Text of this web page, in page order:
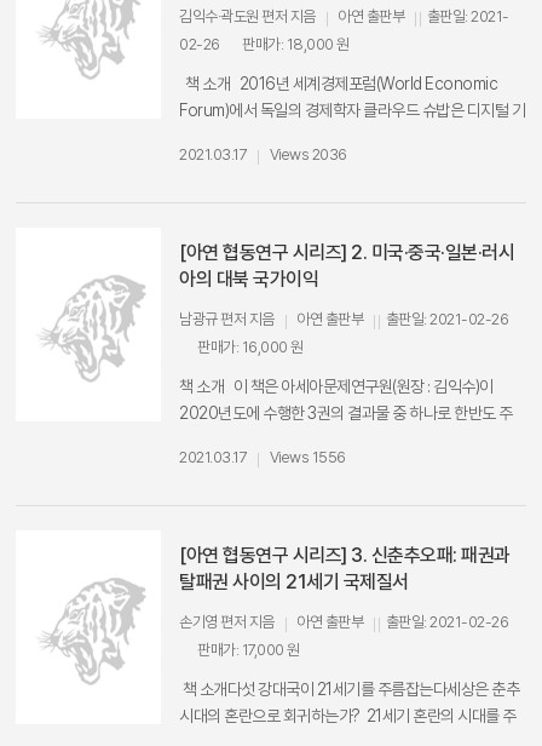
의 실현, 2050년까지 국제사회를 선도할 수 있는 종합강
대국 부상이라는 계획표를 제시하여, 2050년을 사실상
따라서 이 책은 2050년에 중국은 어떤 강대국이 될 것인
가? 중국은 과연 미국을 초월한 글로벌 슈퍼파워가 될 것
가? 등에 대한 종합적 분석을 진행하고 있다. 이런 분석은
도가 뚜렷하게 다른 지리적으로 이웃하는 동아시아 국가
들이 초강대국 중국과 어떻게 공존해 갈 것인가에 대한 대
되고 있는 동아시아 질서의 발전 방향과 동아시아 질서의
재구성 과정에서 국제사회와 중국의 이웃국가가 중국과
의 관계를 어떻게 재설정해야 되는가는 각 국의 대전략 수
립의 출발점이기 때문이다. ​ ​​도입 : 중국의 부상 : 새로운 문
될 수 있을 것인가?1장 21세기 중국, 부강 너머 상상할 수
까? (이정남)3장 '천하'의 귀환을 어떻게 이해할 것인가? :
'국민국가' 중국에서 '천하' 중국으로 (전인갑) 제2부 부상
전략 : 평화적 부상은 가능한가?4장 중국의 세계질서 구
상과 일대일로의 역할 (표나리)5장 중국의 전략문화와
미-중 군사 관계 (기세찬)6장 중국의 2050년 글로벌 강
군 건설 구상과 안보적 함의 (이상국) 제3부 중국은 글로
김익수·곽도원 편저 지음 아연 출판부
출판일: 2021-
02-26
판매가: 18,000 원
책 소개 2016년 세계경제포럼(World Economic
Forum)에서 독일의 경제학자 클라우드 슈밥은 디지털 기
시키는 토대가 될 것이라고 주장하며 4차 산업혁명 시대
전환 기술이 급속히 발전하면서 우리 일상생활 방식이 변
화했을 뿐만 아니라, 기업의 비즈니스 모델, 전략이 바뀌
무 수요의 증가로 디지털 전환 기술의 적용 범위가 늘어나
고 의료 및 바이오 분야에서의 디지털 전환수요도 크게 증
가하게 되었다. 국가들 간에도 유통, 금융·보험, 의료, 법
률, 교육 등의 분야에서 디지털 전환에 관한 기술경쟁력
기업 간 디지털 기술경쟁의 결과가 국가경쟁력을 좌우하
매우 시의적절할 뿐만 아니라, 향후 우리나라의 산업구조
개편과 디지털 기술경쟁력 향상에 중요한 시사점을 줄 것
으로 본다. 연구 결과, 디지털 기술은 미국이 선도적 위치
를 점하고 있지만, 중국이 막대한 자본력과 인적자원을 바
다. 일본은 디지털 기술 전반에 대한 투자를 확대하기보다
는 기술 선도 분야에 투자를 집중하여 이들 분야에서 기술
2021.03.17 Views 2036
[아연 협동연구 시리즈] 2. 미국·중국·일본·러시
아의 대북 국가이익
남광규 편저 지음 아연 출판부
출판일: 2021-02-26
판매가: 16,000 원
책 소개 이 책은 아세아문제연구원(원장 : 김익수)이
2020년도에 수행한 3권의 결과물 중 하나로 한반도 주
제 등을 비롯한 북한문제에 대한 입장을 중심으로 살펴보
도출하고 있으며 이를 통해 향후 한국의 외교방향과 대북
정책에 도움이 되는 시사점을 제시하고 있다. 여기에 유엔
본서는 북한에 대한 동북아 4국의 국가이익을 분석한 종
합적인 연구가 없다는 점에서 일단 주제에 대한 의미를 부
여할 수 있고 그런 점에서 한국과 관련한 내용은 논의에
필요한 부분만 담고 최대한 배제시켰다. 필자들은 일본만
2021.03.17 Views 1556
[아연 협동연구 시리즈] 3. 신춘추오패: 패권과
탈패권 사이의 21세기 국제질서
손기영 편저 지음 아연 출판부
출판일: 2021-02-26
판매가: 17,000 원
책 소개다섯 강대국이 21세기를 주름잡는다세상은 춘추
시대의 혼란으로 회귀하는가?​ 21세기 혼란의 시대를 주